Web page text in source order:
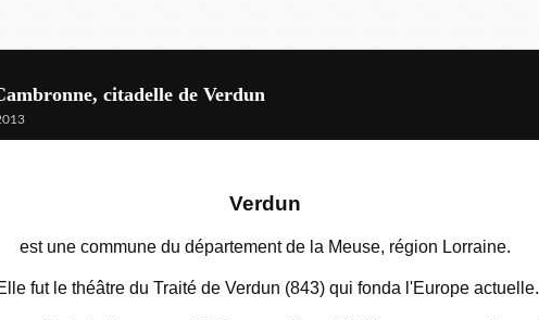
citadelle de Verdun
Verdun
est une commune du département de la Meuse, région Lorraine.
fut le théâtre du Traité de Verdun (843) qui fonda l'Europe actuelle.